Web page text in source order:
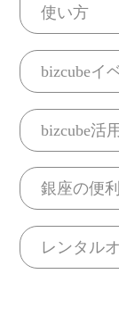
使い方
bizcubeイ
bizcube活
銀座の便
レンタル